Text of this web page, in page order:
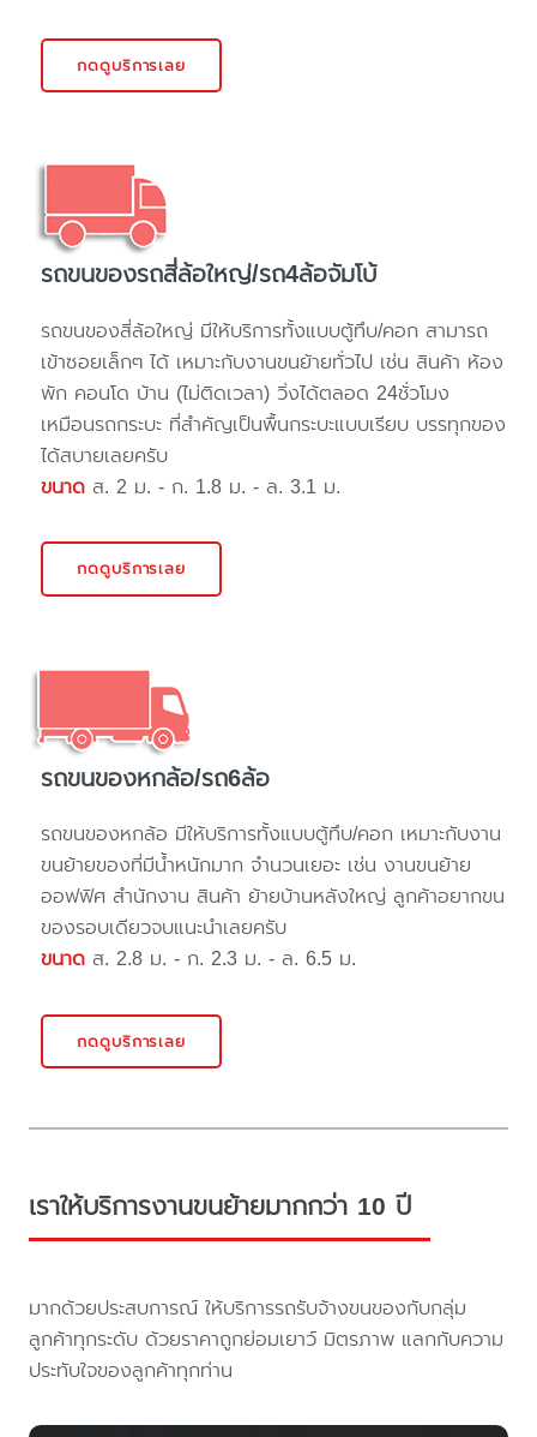
กดดูบริการเลย
รถขนของรถสี่ล้อใหญ่/รถ4ล้อจัมโบ้
รถขนของสี่ล้อใหญ่ มีให้บริการทั้งแบบตู้ทึบ/คอก สามารถ
เข้าซอยเล็กๆ ได้ เหมาะกับงานขนย้ายทั่วไป เช่น สินค้า ห้อง
พัก คอนโด บ้าน (ไม่ติดเวลา) วิ่งได้ตลอด 24ชั่วโมง
เหมือนรถกระบะ ที่สำคัญเป็นพื้นกระบะแบบเรียบ บรรทุกของ
ได้สบายเลยครับ
ขนาด ส. 2 ม. - ก. 1.8 ม. - ล. 3.1 ม.
กดดูบริการเลย
รถขนของหกล้อ/รถ6ล้อ
รถขนของหกล้อ มีให้บริการทั้งแบบตู้ทึบ/คอก เหมาะกับงาน
ขนย้ายของที่มีน้ำหนักมาก จำนวนเยอะ เช่น งานขนย้าย
ออฟฟิศ สำนักงาน สินค้า ย้ายบ้านหลังใหญ่ ลูกค้าอยากขน
ของรอบเดียวจบแนะนำเลยครับ
ขนาด ส. 2.8 ม. - ก. 2.3 ม. - ล. 6.5 ม.
กดดูบริการเลย
เราให้บริการงานขนย้ายมากกว่า 10 ปี
มากด้วยประสบการณ์ ให้บริการรถรับจ้างขนของกับกลุ่ม
ลูกค้าทุกระดับ ด้วยราคาถูกย่อมเยาว์ มิตรภาพ แลกกับความ
ประทับใจของลูกค้าทุกท่าน